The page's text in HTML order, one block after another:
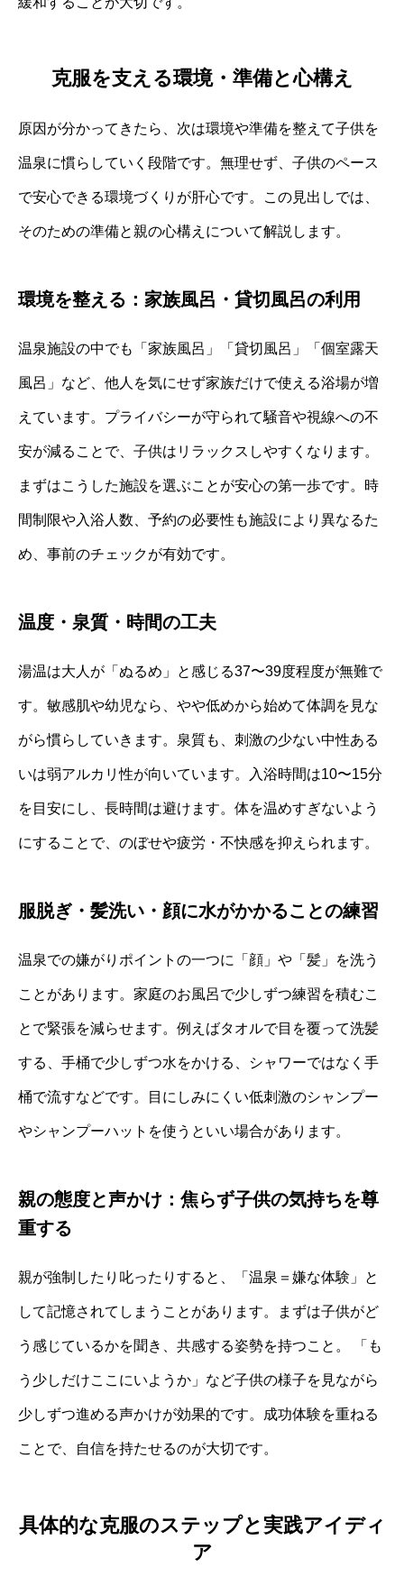
克服を支える環境・準備と心構え
原因が分かってきたら、次は環境や準備を整えて子供を
温泉に慣らしていく段階です。無理せず、子供のペース
で安心できる環境づくりが肝心です。この見出しでは、
そのための準備と親の心構えについて解説します。
環境を整える：家族風呂・貸切風呂の利用
温泉施設の中でも「家族風呂」「貸切風呂」「個室露天
風呂」など、他人を気にせず家族だけで使える浴場が増
えています。プライバシーが守られて騒音や視線への不
安が減ることで、子供はリラックスしやすくなります。
まずはこうした施設を選ぶことが安心の第一歩です。時
間制限や入浴人数、予約の必要性も施設により異なるた
め、事前のチェックが有効です。
温度・泉質・時間の工夫
湯温は大人が「ぬるめ」と感じる37〜39度程度が無難で
す。敏感肌や幼児なら、やや低めから始めて体調を見な
がら慣らしていきます。泉質も、刺激の少ない中性ある
いは弱アルカリ性が向いています。入浴時間は10〜15分
を目安にし、長時間は避けます。体を温めすぎないよう
にすることで、のぼせや疲労・不快感を抑えられます。
服脱ぎ・髪洗い・顔に水がかかることの練習
温泉での嫌がりポイントの一つに「顔」や「髪」を洗う
ことがあります。家庭のお風呂で少しずつ練習を積むこ
とで緊張を減らせます。例えばタオルで目を覆って洗髪
する、手桶で少しずつ水をかける、シャワーではなく手
桶で流すなどです。目にしみにくい低刺激のシャンプー
やシャンプーハットを使うといい場合があります。
親の態度と声かけ：焦らず子供の気持ちを尊
重する
親が強制したり叱ったりすると、「温泉＝嫌な体験」と
して記憶されてしまうことがあります。まずは子供がど
う感じているかを聞き、共感する姿勢を持つこと。 「も
う少しだけここにいようか」など子供の様子を見ながら
少しずつ進める声かけが効果的です。成功体験を重ねる
ことで、自信を持たせるのが大切です。
具体的な克服のステップと実践アイディ
ア